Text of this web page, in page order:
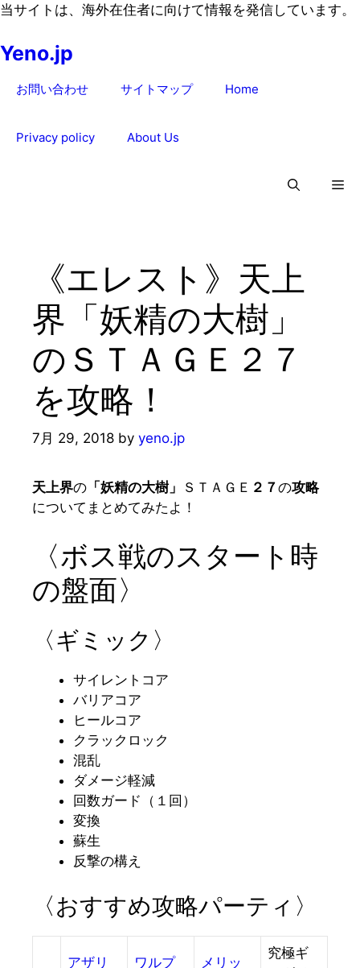
コ
テ
当サイトは、海外在住者に向けて情報を発信しています。
Yeno.jp
お問い合わせ サイトマップ Home
Privacy policy About Us
《エレスト》天上
界「妖精の大樹」
のＳＴＡＧＥ２７
を攻略！
7月 29, 2018 by yeno.jp
天上界の 「妖精の大樹」 ＳＴＡＧＥ ２７の攻略
についてまとめてみたよ！
〈ボス戦のスタート時
の盤面〉
〈ギミック〉
サイレントコア
バリアコア
ヒールコア
クラックロック
混乱
ダメージ軽減
回数ガード（１回）
変換
蘇生
反撃の構え
〈おすすめ攻略パーティ〉
アザリ
ワルプ
メリッ
究極ギ